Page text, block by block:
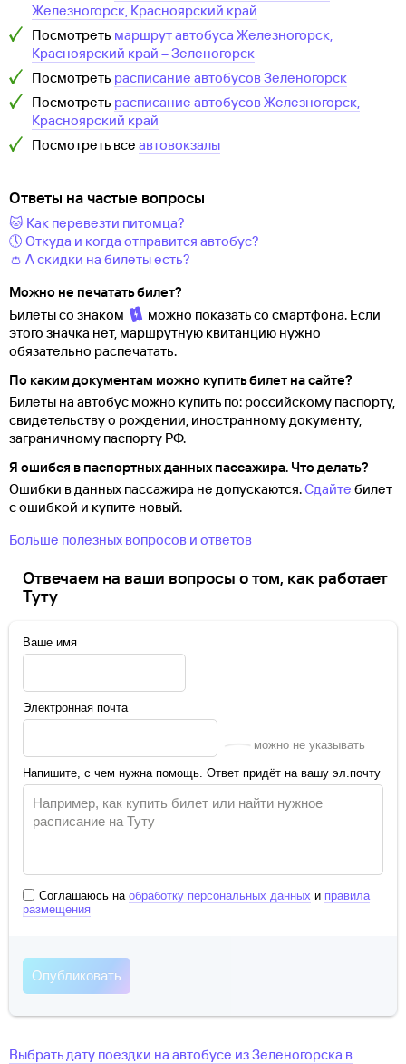
Железногорск, Красноярский край
Посмотреть маршрут автобуса Железногорск,
Красноярский край –Зеленогорск
Посмотреть расписание автобусовЗеленогорск
Посмотреть расписание автобусовЖелезногорск,
Красноярский край
Посмотреть все автовокзалы
Ответы на частые вопросы
🐱 Как перевезти питомца?
🕔 Откуда и когда отправится автобус?
👛 А скидки на билеты есть?
Можно не печатать билет?
Билеты со знаком
можно показать со смартфона. Если
этого значка нет, маршрутную квитанцию нужно
обязательно распечатать.
По каким документам можно купить билет на сайте?
Билеты на автобус можно купить по: российскому паспорту,
свидетельству о рождении, иностранному документу,
заграничному паспорту РФ.
Я ошибся в паспортных данных пассажира. Что делать?
Ошибки в данных пассажира не допускаются.Сдайте билет
с ошибкой и купите новый.
Больше полезных вопросов и ответов
Отвечаем на ваши вопросы о том, как работает
Туту
Ваше имя
Электронная почта
можно не указывать
Напишите, с чем нужна помощь. Ответ придёт на вашу эл.почту
Соглашаюсь на обработку персональных данных и правила
размещения
Выбрать дату поездки на автобусе изЗеленогорска в